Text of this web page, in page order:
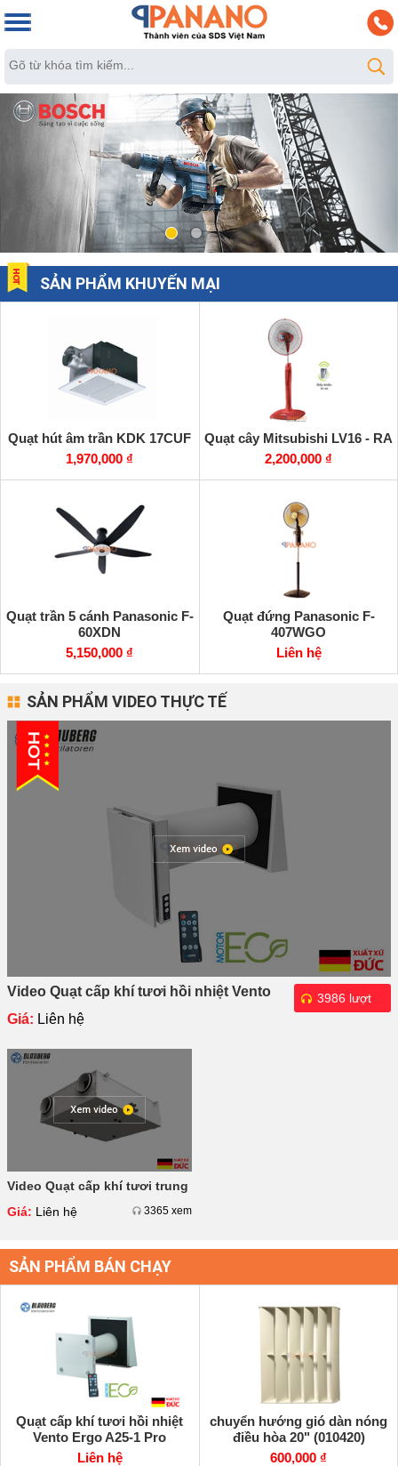
SẢN PHẨM KHUYẾN MẠI
Quạt hút âm trần KDK 17CUF
1,970,000 ₫
Quạt cây Mitsubishi LV16 - RA
2,200,000 ₫
Quạt trần 5 cánh Panasonic F-
60XDN
5,150,000 ₫
Quạt đứng Panasonic F-
407WGO
Liên hệ
SẢN PHẨM VIDEO THỰC TẾ
3986 lượt
Video Quạt cấp khí tươi hồi nhiệt Vento
Giá: Liên hệ
Video Quạt cấp khí tươi trung
3365 xem
Giá: Liên hệ
SẢN PHẨM BÁN CHẠY
Quạt cấp khí tươi hồi nhiệt
Vento Ergo A25-1 Pro
Liên hệ
chuyển hướng gió dàn nóng
điều hòa 20" (010420)
600,000 ₫